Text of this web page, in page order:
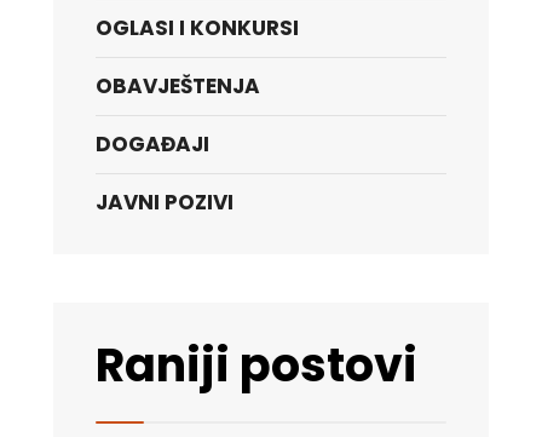
OGLASI I KONKURSI
OBAVJEŠTENJA
DOGAĐAJI
JAVNI POZIVI
Raniji postovi